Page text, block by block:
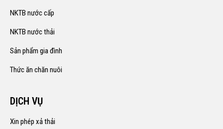
NKTB nước cấp
NKTB nước thải
Sản phẩm gia đình
Thức ăn chăn nuôi
DỊCH VỤ
Xin phép xả thải